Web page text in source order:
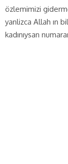
özlemimizi
yanlizca Allah ın
kadınıysan